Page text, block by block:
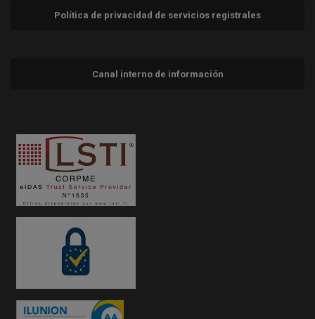
Política de privacidad de servicios registrales
Canal interno de información